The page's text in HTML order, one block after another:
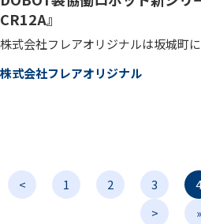
CR12A』
株式会社フレアオリジナルは坂城町
株式会社フレアオリジナル
< 1 2 3 4
>
»